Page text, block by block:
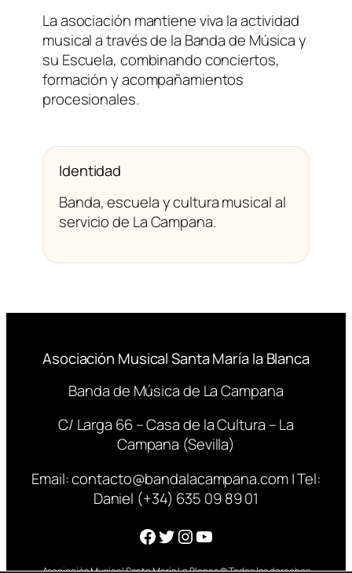
La asociación mantiene viva la actividad
musical a través de la Banda de Música y
su Escuela, combinando conciertos,
formación y acompañamientos
procesionales.
Identidad
Banda, escuela y cultura musical al
servicio de La Campana.
Asociación Musical Santa María la Blanca
Banda de Música de La Campana
C/ Larga 66 – Casa de la Cultura – La
Campana (Sevilla)
Email:contacto@bandalacampana.com| Tel:
Daniel (+34) 635 09 89 01
Facebook
Twitter
Instagram
YouTube